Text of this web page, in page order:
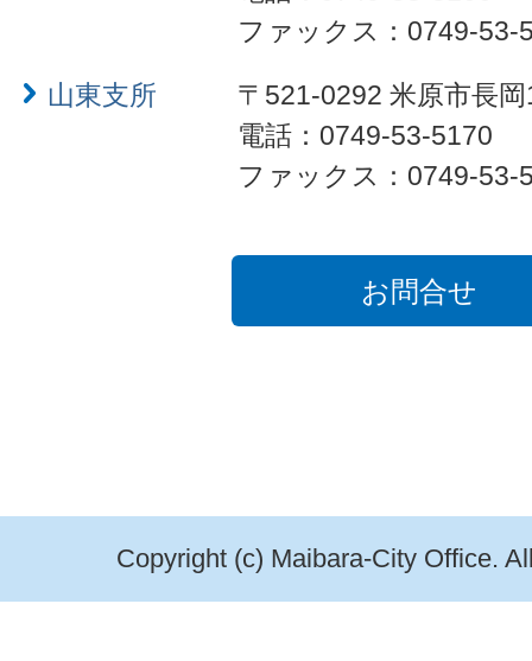
ファックス：0749-53-
山東支所
〒521-0292 米原市長
電話：0749-53-5170
ファックス：0749-53-
お問合せ
Copyright (c) Maibara-City Office.